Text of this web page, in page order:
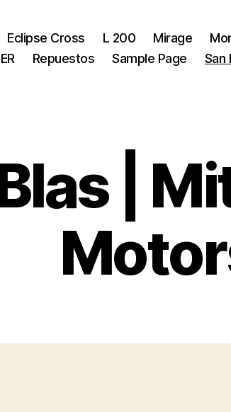
Eclipse Cross L 200 Mirage
Repuestos Sample Page San
|